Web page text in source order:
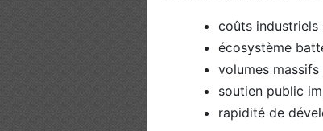
coûts industriels
écosystème
volumes
soutien public
rapidité de